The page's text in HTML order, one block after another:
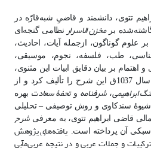
تتوی، دانشمند و قاضیِ شبهقارّهدر
برمخزن ‌الاسرار نظامی گنجه‌ای
علوم گوناگون، ازجمله آیات، احادیث،
طب، فلسفه، نجوم، موسیقی،
اهتمام بر بیان دقایق ابیات این مثنوی،
شرحی عالمانه است. وی در سال 1037ق این شرح را تألیف کرد و از
ابراهیمی،شرفنامه وتحفۀ سعادت بهره
شیوۀ سندکاوی و روش توصیفی ‌–‌ تحلیلی
قاضی ابراهیم تتوی، به معرفی شرح
سبکی آن پرداخته است. یافته‌های پژوهش
و جملات عربی و در نتیجه عربی‌مآبی